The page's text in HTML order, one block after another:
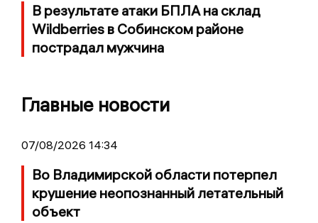
В результате атаки БПЛА на склад
Wildberries в Собинском районе
пострадал мужчина
Главные новости
07/08/2026 14:34
Во Владимирской области потерпел
крушение неопознанный летательный
объект